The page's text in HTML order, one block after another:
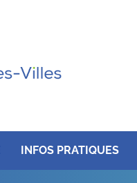
INFOS PRATIQUES